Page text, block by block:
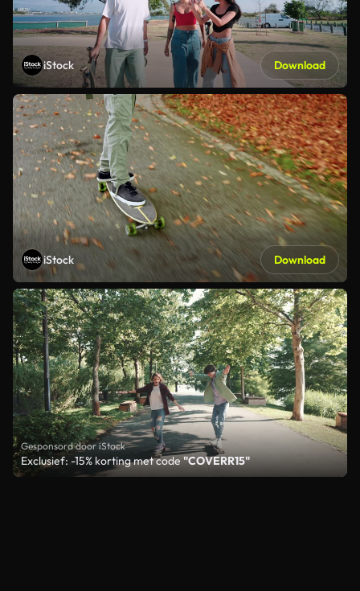
iStock Download
iStock Download
Gesponsord door iStock
Exclusief: -15% korting met code "COVERR15"